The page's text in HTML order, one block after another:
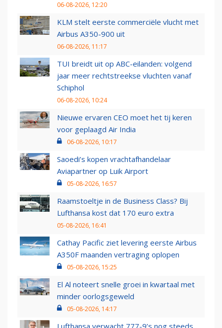
06-08-2026, 12:20
KLM stelt eerste commerciële vlucht met
Airbus A350-900 uit
06-08-2026, 11:17
TUI breidt uit op ABC-eilanden: volgend
jaar meer rechtstreekse vluchten vanaf
Schiphol
06-08-2026, 10:24
Nieuwe ervaren CEO moet het tij keren
voor geplaagd Air India
06-08-2026, 10:17
Saoedi’s kopen vrachtafhandelaar
Aviapartner op Luik Airport
05-08-2026, 16:57
Raamstoeltje in de Business Class? Bij
Lufthansa kost dat 170 euro extra
05-08-2026, 16:41
Cathay Pacific ziet levering eerste Airbus
A350F maanden vertraging oplopen
05-08-2026, 15:25
El Al noteert snelle groei in kwartaal met
minder oorlogsgeweld
05-08-2026, 14:17